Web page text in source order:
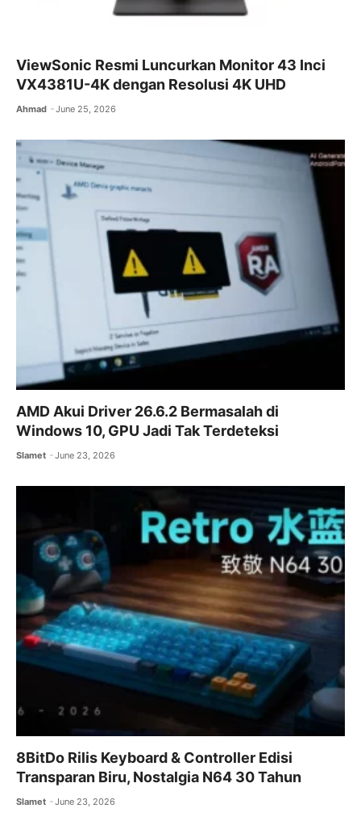
ViewSonic Resmi Luncurkan Monitor 43 Inci
VX4381U-4K dengan Resolusi 4K UHD
Ahmad June 25, 2026
AMD Akui Driver 26.6.2 Bermasalah di
Windows 10, GPU Jadi Tak Terdeteksi
Slamet June 23, 2026
8BitDo Rilis Keyboard & Controller Edisi
Transparan Biru, Nostalgia N64 30 Tahun
Slamet June 23, 2026